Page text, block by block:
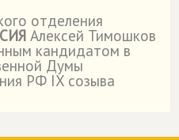
отделения
Алексей Тимошков
кандидатом в
Думы
РФ IX созыва